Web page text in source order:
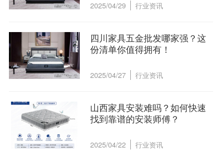
2025/04/29 行业资讯
四川家具五金批发哪家强？这
份清单你值得拥有！
2025/04/27 行业资讯
山西家具安装难吗？如何快速
找到靠谱的安装师傅？
2025/04/22 行业资讯